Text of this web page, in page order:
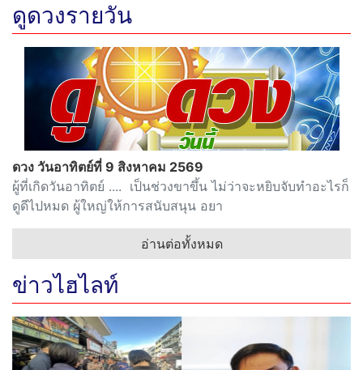
ดูดวงรายวัน
ดวง วันอาทิตย์ที่ 9 สิงหาคม 2569
ผู้ที่เกิดวันอาทิตย์ .... เป็นช่วงขาขึ้น ไม่ว่าจะหยิบจับทำอะไรก็
ดูดีไปหมด ผู้ใหญ่ให้การสนับสนุน อยา
อ่านต่อทั้งหมด
ข่าวไฮไลท์